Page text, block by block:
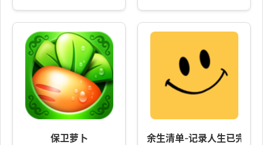
保卫萝卜 余生清单-记录人生已完成